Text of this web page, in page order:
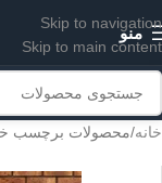
Skip to navigation
Skip to main content
منو
خانه محصولات برچسب